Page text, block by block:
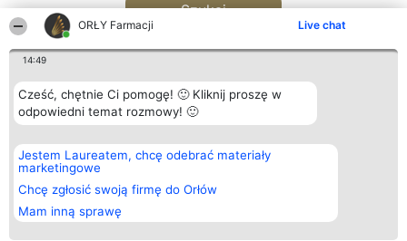
ORŁY Farmacji Live chat
14:49
Cześć, chętnie Ci pomogę! 🙂 Kliknij proszę w
odpowiedni temat rozmowy! 🙂
Jestem Laureatem, chcę odebrać materiały
marketingowe
Chcę zgłosić swoją firmę do Orłów
Mam inną sprawę
Szukaj
Organizator plebiscytu
Bright Side Solutions sp. z o.
o. sp. k.
ul. Ruska 22
Wrocław 50-079
KRS 0000749100 | Regon
381313360 | NIP 8943132676
Plebiscyt
Laureaci
wszystkich
Laureatów
Regulamin
Kontakt
Kontakt